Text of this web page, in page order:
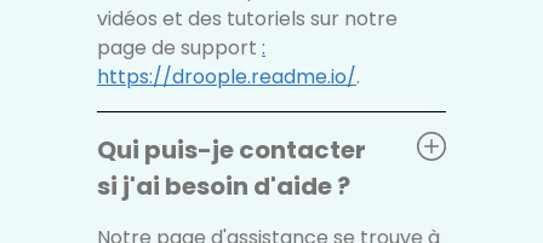
vidéos et des tutoriels sur notre
page de support :
https://droople.readme.io/.
Qui puis-je contacter
si j'ai besoin d'aide ?